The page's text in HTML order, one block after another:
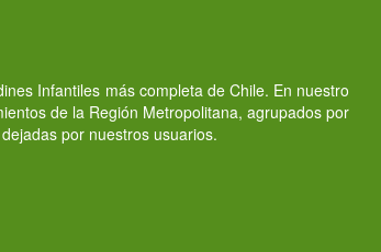
Infantiles más completa de Chile. En nuestro
de la Región Metropolitana, agrupados por
por nuestros usuarios.